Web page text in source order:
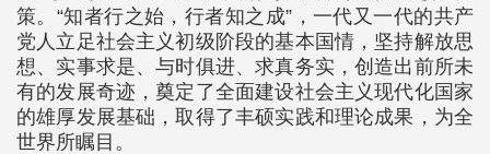
策。“知者行之始，行者知之成”，一代又一代的共产
党人立足社会主义初级阶段的基本国情，坚持解放思
想、实事求是、与时俱进、求真务实，创造出前所未
有的发展奇迹，奠定了全面建设社会主义现代化国家
的雄厚发展基础，取得了丰硕实践和理论成果，为全
世界所瞩目。